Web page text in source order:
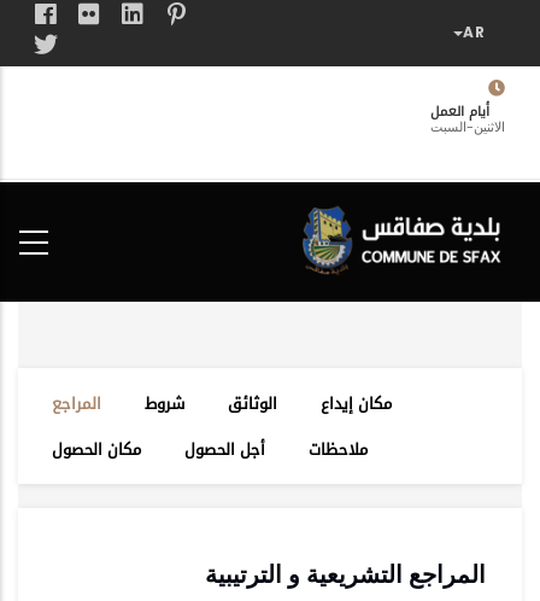
المحتوى
الرئيسيأيام العمل
الاثنين-السبت
المراجع شروط الوثائق
مكان إيداع
مكان الحصول
أجل الحصول ملاحظات
المراجع التشريعية و الترتيبية